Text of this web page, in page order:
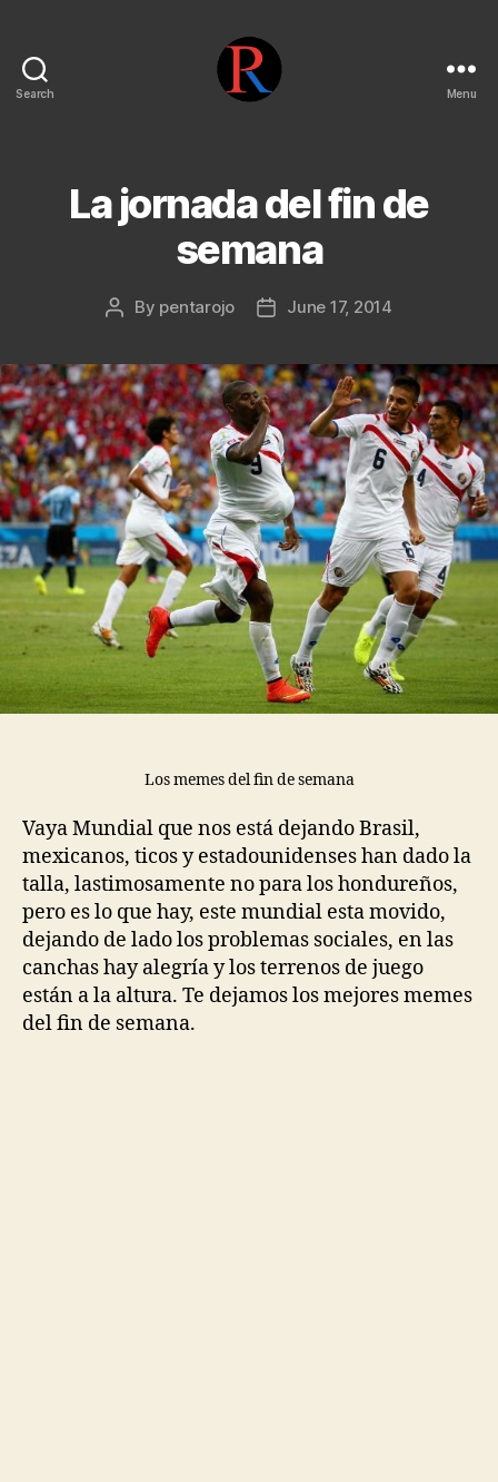
Search Menu
La jornada del fin de
semana
Post
By pentarojo
PostJune 17, 2014
Los memes del fin de semana
Vaya Mundial que nos está dejando Brasil,
mexicanos, ticos y estadounidenses han dado la
talla, lastimosamente no para los hondureños,
pero es lo que hay, este mundial esta movido,
dejando de lado los problemas sociales, en las
canchas hay alegría y los terrenos de juego
están a la altura. Te dejamos los mejores memes
del fin de semana.